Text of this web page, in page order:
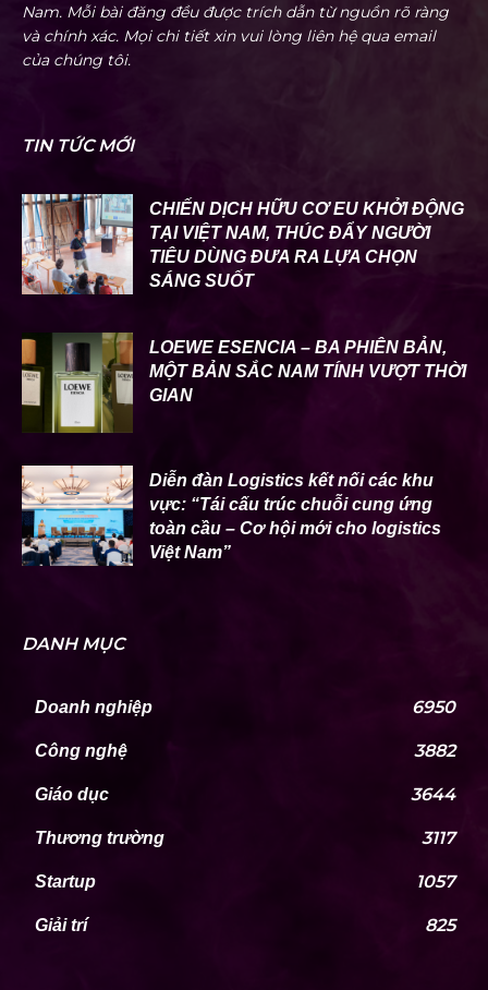
Nam. Mỗi bài đăng đều được trích dẫn từ nguồn rõ ràng
và chính xác. Mọi chi tiết xin vui lòng liên hệ qua email
của chúng tôi.
TIN TỨC MỚI
CHIẾN DỊCH HỮU CƠ EU KHỞI ĐỘNG
TẠI VIỆT NAM, THÚC ĐẨY NGƯỜI
TIÊU DÙNG ĐƯA RA LỰA CHỌN
SÁNG SUỐT
LOEWE ESENCIA – BA PHIÊN BẢN,
MỘT BẢN SẮC NAM TÍNH VƯỢT THỜI
GIAN
Diễn đàn Logistics kết nối các khu
vực: “Tái cấu trúc chuỗi cung ứng
toàn cầu – Cơ hội mới cho logistics
Việt Nam”
DANH MỤC
Doanh nghiệp 6950
Công nghệ 3882
Giáo dục 3644
Thương trường 3117
Startup 1057
Giải trí 825